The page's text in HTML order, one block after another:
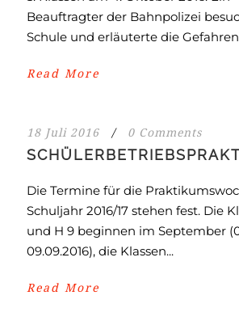
Beauftragter der Bahnpolizei
Schule und erläuterte die Gefahren
Read More
18 Juli 2016 / 0 Comments
Die Termine für die
Schuljahr 2016/17 stehen fest. Die
und H 9 beginnen im September
09.09.2016), die Klassen...
Read More